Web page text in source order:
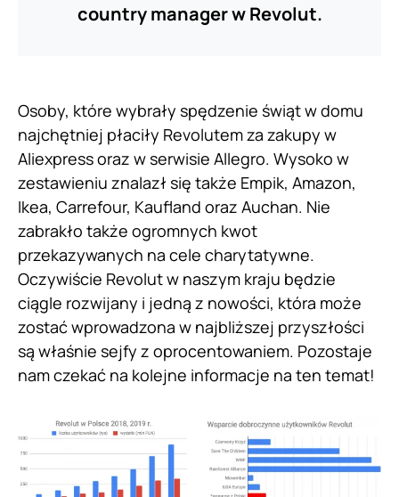
country manager w Revolut.
Osoby, które wybrały spędzenie świąt w domu
najchętniej płaciły Revolutem za zakupy w
Aliexpress oraz w serwisie Allegro. Wysoko w
zestawieniu znalazł się także Empik, Amazon,
Ikea, Carrefour, Kaufland oraz Auchan. Nie
zabrakło także ogromnych kwot
przekazywanych na cele charytatywne.
Oczywiście Revolut w naszym kraju będzie
ciągle rozwijany i jedną z nowości, która może
zostać wprowadzona w najbliższej przyszłości
są właśnie sejfy z oprocentowaniem. Pozostaje
nam czekać na kolejne informacje na ten temat!